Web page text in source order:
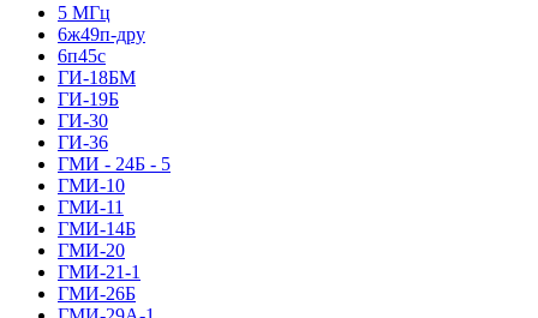
5 МГц
6ж49п-дру
6п45с
ГИ-18БМ
ГИ-19Б
ГИ-30
ГИ-36
ГМИ - 24Б - 5
ГМИ-10
ГМИ-11
ГМИ-14Б
ГМИ-20
ГМИ-21-1
ГМИ-26Б